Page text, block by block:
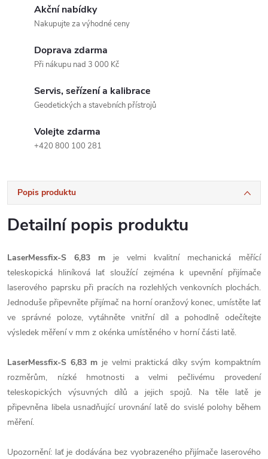
Akční nabídky
Nakupujte za výhodné ceny
Doprava zdarma
Při nákupu nad 3 000 Kč
Servis, seřízení a kalibrace
Geodetických a stavebních přístrojů
Volejte zdarma
+420 800 100 281
Popis produktu
Detailní popis produktu
LaserMessfix-S 6,83 m je velmi kvalitní mechanická měřící
teleskopická hliníková lať sloužící zejména k upevnění přijímače
laserového paprsku při pracích na rozlehlých venkovních plochách.
Jednoduše připevněte přijímač na horní oranžový konec, umístěte lať
ve správné poloze, vytáhněte vnitřní díl a pohodlně odečítejte
výsledek měření v mm z okénka umístěného v horní části latě.
LaserMessfix-S 6,83 m je velmi praktická díky svým kompaktním
rozměrům, nízké hmotnosti a velmi pečlivému provedení
teleskopických výsuvných dílů a jejich spojů. Na těle latě je
připevněna libela usnadňující urovnání latě do svislé polohy během
měření.
Upozornění: lať je dodávána bez vyobrazeného přijímače laserového